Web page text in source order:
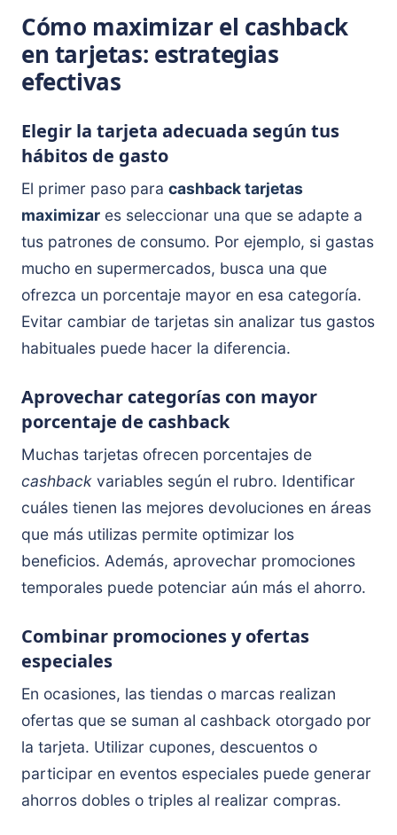
Cómo maximizar el cashback
en tarjetas: estrategias
efectivas
Elegir la tarjeta adecuada según tus
hábitos de gasto
El primer paso para cashback tarjetas
maximizar es seleccionar una que se adapte a
tus patrones de consumo. Por ejemplo, si gastas
mucho en supermercados, busca una que
ofrezca un porcentaje mayor en esa categoría.
Evitar cambiar de tarjetas sin analizar tus gastos
habituales puede hacer la diferencia.
Aprovechar categorías con mayor
porcentaje de cashback
Muchas tarjetas ofrecen porcentajes de
cashback variables según el rubro. Identificar
cuáles tienen las mejores devoluciones en áreas
que más utilizas permite optimizar los
beneficios. Además, aprovechar promociones
temporales puede potenciar aún más el ahorro.
Combinar promociones y ofertas
especiales
En ocasiones, las tiendas o marcas realizan
ofertas que se suman al cashback otorgado por
la tarjeta. Utilizar cupones, descuentos o
participar en eventos especiales puede generar
ahorros dobles o triples al realizar compras.